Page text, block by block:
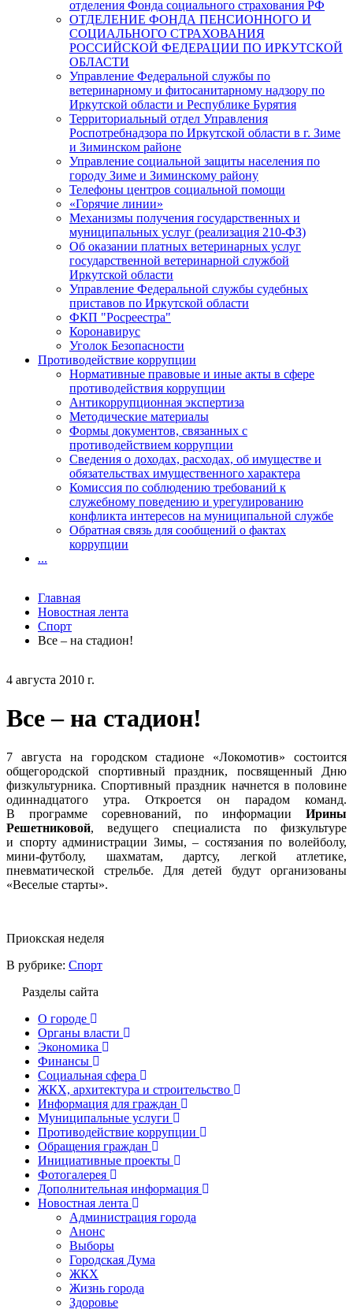
4 августа 2010 г.
Все – на стадион!
7 августа на городском стадионе «Локомотив» состоится
общегородской спортивный праздник, посвященный Дню
физкультурника. Спортивный праздник начнется в половине
одиннадцатого утра. Откроется он парадом команд.
В программе соревнований, по информации Ирины
Решетниковой, ведущего специалиста по физкультуре
и спорту администрации Зимы, – состязания по волейболу,
мини-футболу, шахматам, дартсу, легкой атлетике,
пневматической стрельбе. Для детей будут организованы
«Веселые старты».
Приокская неделя
В рубрике: Спорт
Разделы сайта
О городе
Органы власти
Экономика
Финансы
Социальная сфера
ЖКХ, архитектура и строительство
Информация для граждан
Муниципальные услуги
Противодействие коррупции
Обращения граждан
Инициативные проекты
Фотогалерея
Дополнительная информация
Новостная лента
Администрация города
Анонс
Выборы
Городская Дума
ЖКХ
Жизнь города
Здоровье
отделения Фонда социального страхования РФ
ОТДЕЛЕНИЕ ФОНДА ПЕНСИОННОГО И
СОЦИАЛЬНОГО СТРАХОВАНИЯ
РОССИЙСКОЙ ФЕДЕРАЦИИ ПО ИРКУТСКОЙ
ОБЛАСТИ
Управление Федеральной службы по
ветеринарному и фитосанитарному надзору по
Иркутской области и Республике Бурятия
Территориальный отдел Управления
Роспотребнадзора по Иркутской области в г. Зиме
и Зиминском районе
Управление социальной защиты населения по
городу Зиме и Зиминскому району
Телефоны центров социальной помощи
«Горячие линии»
Механизмы получения государственных и
муниципальных услуг (реализация 210-ФЗ)
Об оказании платных ветеринарных услуг
государственной ветеринарной службой
Иркутской области
Управление Федеральной службы судебных
приставов по Иркутской области
ФКП "Росреестра"
Коронавирус
Уголок Безопасности
Противодействие коррупции
Нормативные правовые и иные акты в сфере
противодействия коррупции
Антикоррупционная экспертиза
Методические материалы
Формы документов, связанных с
противодействием коррупции
Сведения о доходах, расходах, об имуществе и
обязательствах имущественного характера
Комиссия по соблюдению требований к
служебному поведению и урегулированию
конфликта интересов на муниципальной службе
Обратная связь для сообщений о фактах
коррупции
...
Главная
Новостная лента
Спорт
Все – на стадион!